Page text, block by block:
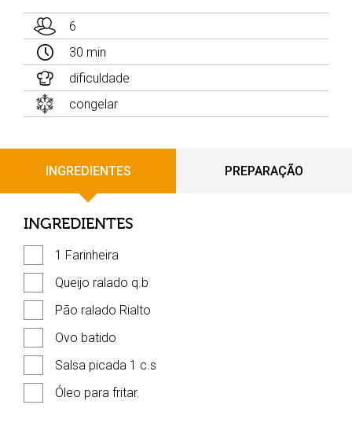
6
30 min
dificuldade
congelar
INGREDIENTES PREPARAÇÃO
INGREDIENTES
1 Farinheira
Queijo ralado q.b
Pão ralado Rialto
Ovo batido
Salsa picada 1 c.s
Óleo para fritar.